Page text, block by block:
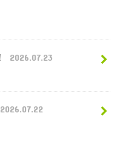
2026.07.23
2026.07.22